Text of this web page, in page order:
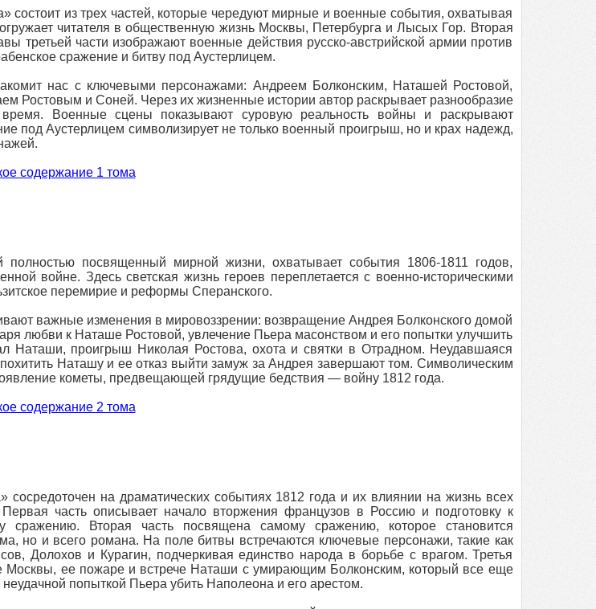
из трех частей, которые чередуют мирные и военные события, охватывая
читателя в общественную жизнь Москвы, Петербурга и Лысых Гор. Вторая
третьей части изображают военные действия русско-австрийской армии против
сражение и битву под Аустерлицем.
нас с ключевыми персонажами: Андреем Болконским, Наташей Ростовой,
Ростовым и Соней. Через их жизненные истории автор раскрывает разнообразие
Военные сцены показывают суровую реальность войны и раскрывают
под Аустерлицем символизирует не только военный проигрыш, но и крах надежд,
содержание 1 тома
полностью посвященный мирной жизни, охватывает события 1806-1811 годов,
войне. Здесь светская жизнь героев переплетается с военно-историческими
перемирие и реформы Сперанского.
важные изменения в мировоззрении: возвращение Андрея Болконского домой
любви к Наташе Ростовой, увлечение Пьера масонством и его попытки улучшить
Наташи, проигрыш Николая Ростова, охота и святки в Отрадном. Неудавшаяся
Наташу и ее отказ выйти замуж за Андрея завершают том. Символическим
кометы, предвещающей грядущие бедствия — войну 1812 года.
содержание 2 тома
на драматических событиях 1812 года и их влиянии на жизнь всех
часть описывает начало вторжения французов в Россию и подготовку к
сражению. Вторая часть посвящена самому сражению, которое становится
но и всего романа. На поле битвы встречаются ключевые персонажи, такие как
Долохов и Курагин, подчеркивая единство народа в борьбе с врагом. Третья
Москвы, ее пожаре и встрече Наташи с умирающим Болконским, который все еще
попыткой Пьера убить Наполеона и его арестом.